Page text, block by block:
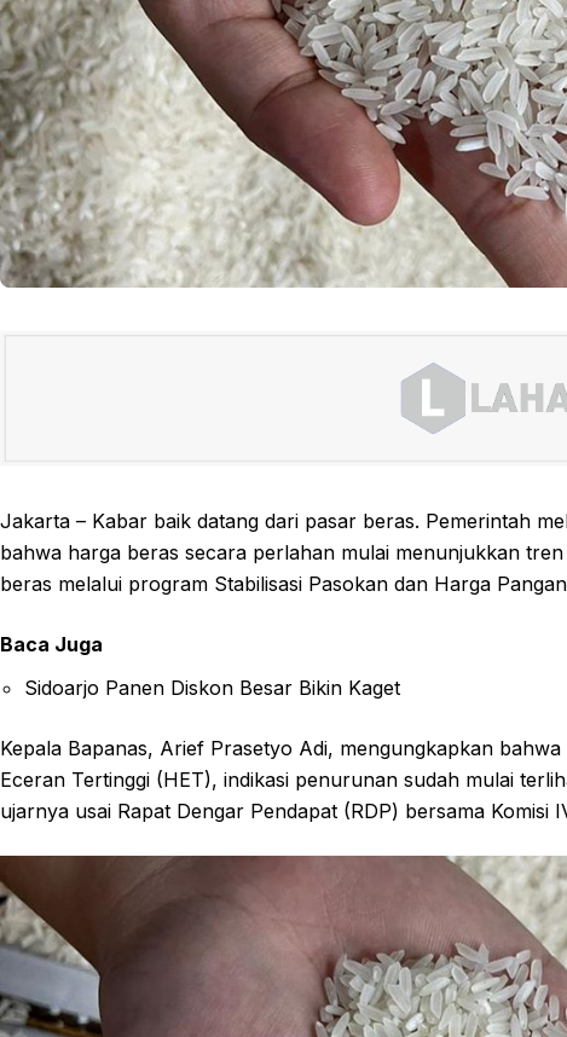
Jakarta – Kabar baik datang dari pasar beras. Pemerintah
bahwa harga beras secara perlahan mulai menunjukkan
beras melalui program Stabilisasi Pasokan dan Harga
Baca Juga
Sidoarjo Panen Diskon Besar Bikin Kaget
Kepala Bapanas, Arief Prasetyo Adi, mengungkapkan
Eceran Tertinggi (HET), indikasi penurunan sudah mulai
ujarnya usai Rapat Dengar Pendapat (RDP) bersama Komisi